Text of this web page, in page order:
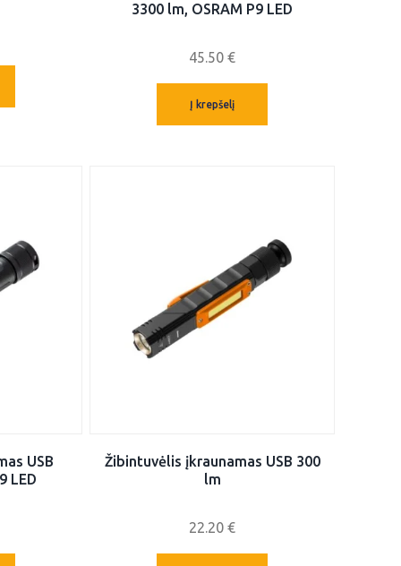
3300 lm, OSRAM P9 LED
45.50€
Į krepšelį
USB
LED
Žibintuvėlis įkraunamas USB 300
lm
22.20€